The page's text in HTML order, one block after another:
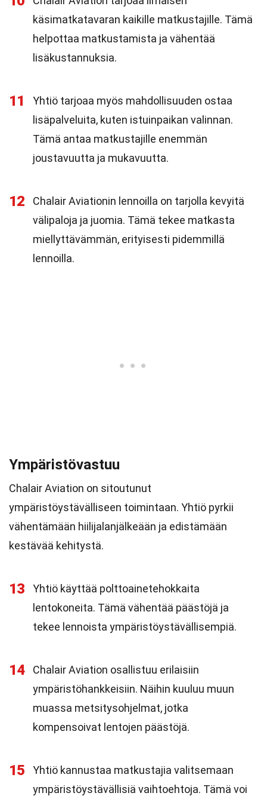
käsimatkatavaran kaikille matkustajille. Tämä
helpottaa matkustamista ja vähentää
lisäkustannuksia.
11
Yhtiö tarjoaa myös mahdollisuuden ostaa
lisäpalveluita, kuten istuinpaikan valinnan.
Tämä antaa matkustajille enemmän
joustavuutta ja mukavuutta.
12
Chalair Aviationin lennoilla on tarjolla kevyitä
välipaloja ja juomia. Tämä tekee matkasta
miellyttävämmän, erityisesti pidemmillä
lennoilla.
Ympäristövastuu
Chalair Aviation on sitoutunut
ympäristöystävälliseen toimintaan. Yhtiö pyrkii
vähentämään hiilijalanjälkeään ja edistämään
kestävää kehitystä.
13
Yhtiö käyttää polttoainetehokkaita
lentokoneita. Tämä vähentää päästöjä ja
tekee lennoista ympäristöystävällisempiä.
14
Chalair Aviation osallistuu erilaisiin
ympäristöhankkeisiin. Näihin kuuluu muun
muassa metsitysohjelmat, jotka
kompensoivat lentojen päästöjä.
15
Yhtiö kannustaa matkustajia valitsemaan
ympäristöystävällisiä vaihtoehtoja. Tämä voi